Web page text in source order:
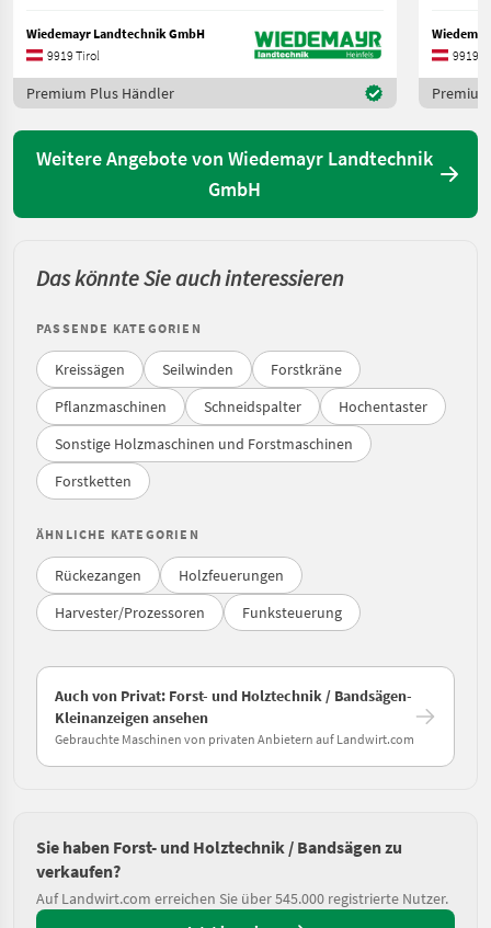
Wiedemayr Landtechnik GmbH
9919 Tirol
Premium Plus Händler
9919
Weitere Angebote von Wiedemayr Landtechnik
GmbH
Das könnte Sie auch interessieren
PASSENDE KATEGORIEN
Kreissägen Seilwinden
Forstkräne
Pflanzmaschinen
Schneidspalter
Hochentaster
Sonstige Holzmaschinen und Forstmaschinen
Forstketten
ÄHNLICHE KATEGORIEN
Rückezangen
Holzfeuerungen
Harvester/Prozessoren
Funksteuerung
Auch von Privat: Forst- und Holztechnik / Bandsägen-
Kleinanzeigen ansehen
Gebrauchte Maschinen von privaten Anbietern auf Landwirt.com
Sie haben Forst- und Holztechnik / Bandsägen zu
verkaufen?
Auf Landwirt.com erreichen Sie über 545.000 registrierte Nutzer.